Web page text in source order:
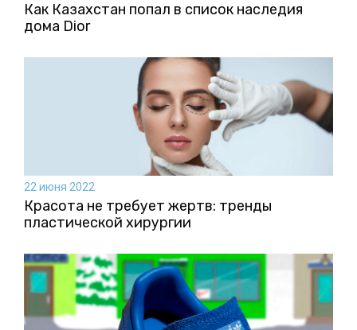
Как Казахстан попал в список наследия
дома Dior
22 июня 2022
Красота не требует жертв: тренды
пластической хирургии